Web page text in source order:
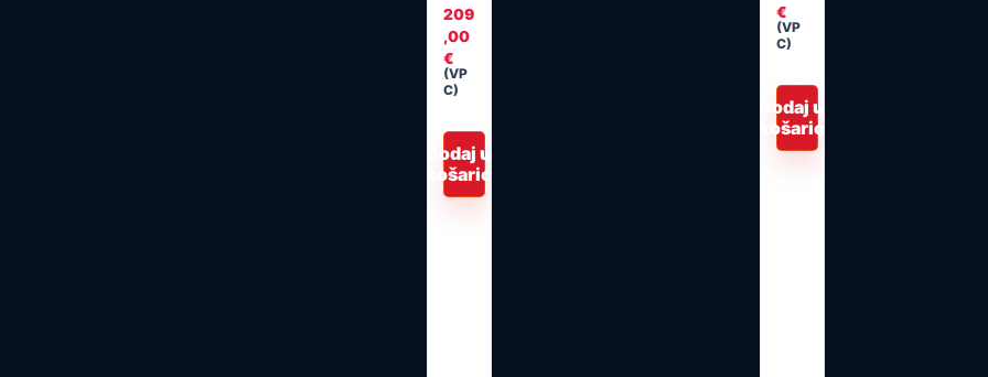
209
,00
€
(VP
C)
Dodaj u
košaricu
€
(VP
C)
Dodaj u
košaricu